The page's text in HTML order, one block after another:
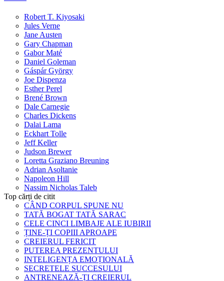
Robert T. Kiyosaki
Jules Verne
Jane Austen
Gary Chapman
Gabor Maté
Daniel Goleman
Gáspár György
Joe Dispenza
Esther Perel
Brené Brown
Dale Carnegie
Charles Dickens
Dalai Lama
Eckhart Tolle
Jeff Keller
Judson Brewer
Loretta Graziano Breuning
Adrian Asoltanie
Napoleon Hill
Nassim Nicholas Taleb
Top cărți de citit
CÂND CORPUL SPUNE NU
TATĂ BOGAT TATĂ SARAC
CELE CINCI LIMBAJE ALE IUBIRII
ȚINE-ȚI COPIII APROAPE
CREIERUL FERICIT
PUTEREA PREZENTULUI
INTELIGENȚA EMOȚIONALĂ
SECRETELE SUCCESULUI
ANTRENEAZĂ-ȚI CREIERUL